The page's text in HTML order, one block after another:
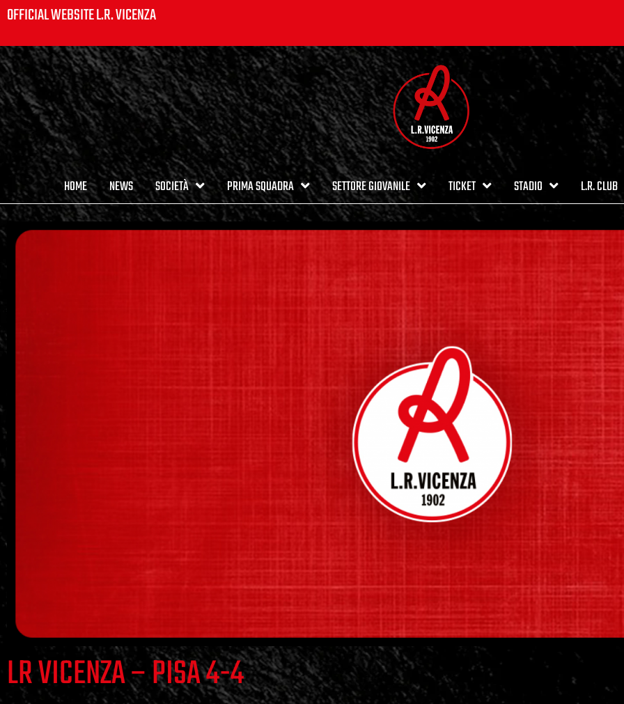
OFFICIAL WEBSITE L.R. VICENZA
HOME NEWS SOCIETÀ PRIMA SQUADRA SETTORE GIOVANILE TICKET STADIO L.R. CLUB
LR VICENZA – PISA 4-4